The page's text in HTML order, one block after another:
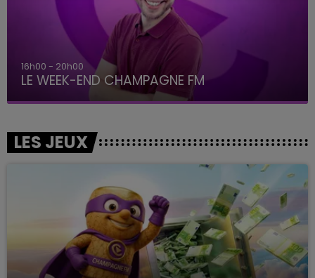
16h00 - 20h00
LE WEEK-END CHAMPAGNE FM
LES JEUX